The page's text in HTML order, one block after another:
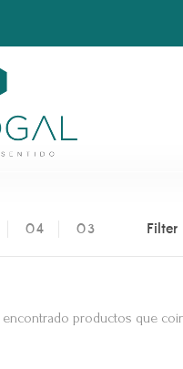
04 03 Filter
productos que